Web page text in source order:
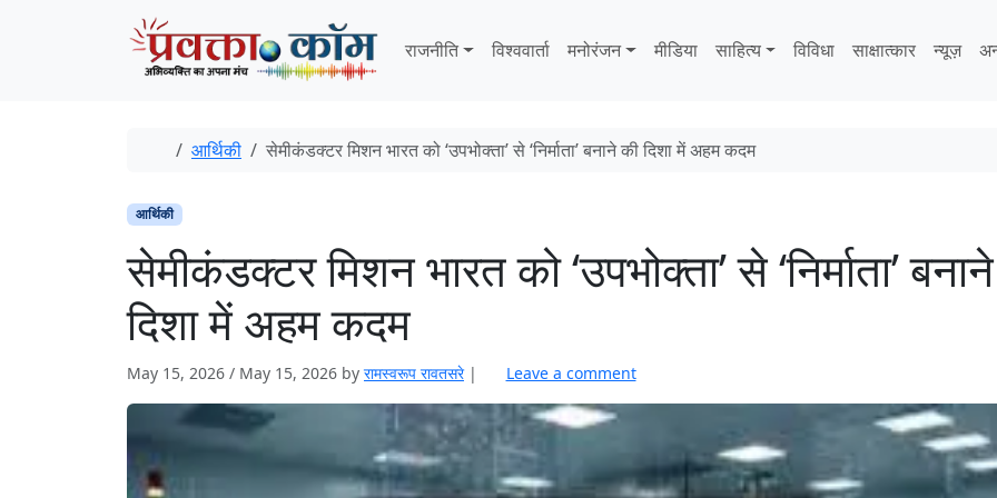
राजनीति
विश्ववार्ता मनोरंजन मीडिया साहित्‍य विविधा साक्षात्‍कार न्यूज़
Home
आर्थिकी सेमीकंडक्टर मिशन भारत को ‘उपभोक्ता’ से ‘निर्माता’ बनाने की दिशा में अहम कदम
आर्थिकी
सेमीकंडक्टर मिशन भारत को ‘उपभोक्ता’ से ‘निर्माता’
दिशा में अहम कदम
May 15, 2026 / May 15, 2026 by रामस्वरूप रावतसरे | Leave a comment